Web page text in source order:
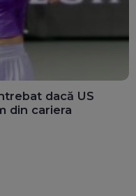
dacă US
din cariera